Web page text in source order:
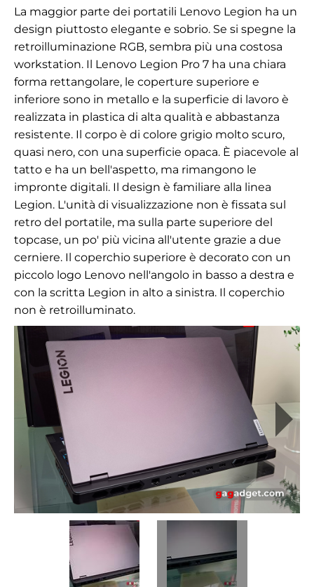
La maggior parte dei portatili Lenovo Legion ha un
design piuttosto elegante e sobrio. Se si spegne la
retroilluminazione RGB, sembra più una costosa
workstation. Il Lenovo Legion Pro 7 ha una chiara
forma rettangolare, le coperture superiore e
inferiore sono in metallo e la superficie di lavoro è
realizzata in plastica di alta qualità e abbastanza
resistente. Il corpo è di colore grigio molto scuro,
quasi nero, con una superficie opaca. È piacevole al
tatto e ha un bell'aspetto, ma rimangono le
impronte digitali. Il design è familiare alla linea
Legion. L'unità di visualizzazione non è fissata sul
retro del portatile, ma sulla parte superiore del
topcase, un po' più vicina all'utente grazie a due
cerniere. Il coperchio superiore è decorato con un
piccolo logo Lenovo nell'angolo in basso a destra e
con la scritta Legion in alto a sinistra. Il coperchio
non è retroilluminato.